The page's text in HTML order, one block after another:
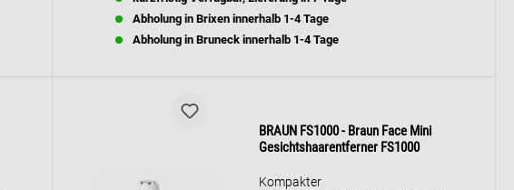
Abholung in Brixen innerhalb 1-4 Tage
Abholung in Bruneck innerhalb 1-4 Tage
BRAUN FS1000 - Braun Face Mini
Gesichtshaarentferner FS1000
Kompakter